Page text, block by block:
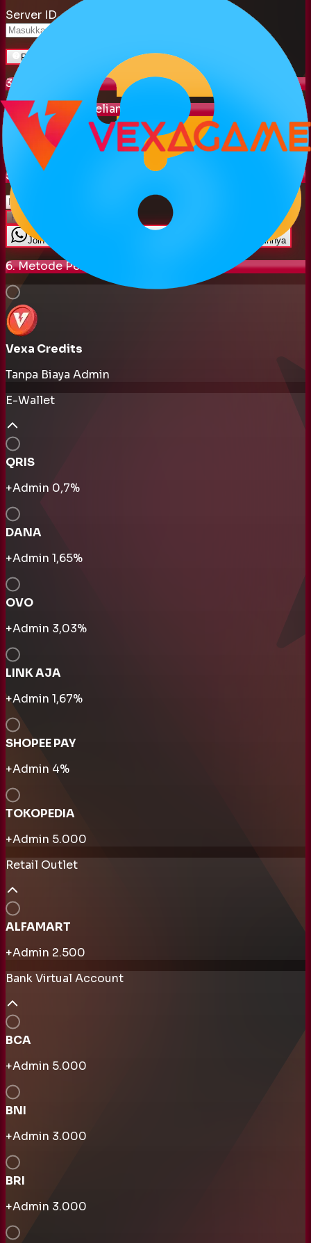
Server ID
Petunjuk
3. Pilih Item
4. Jumlah Pembelian
Jumlah Pembelian
+
5. Kode Voucher
Pakai
Join Whatsapp Channel untuk mendapatkan kode promo lainnya
6. Metode Pembayaran
Vexa Credits
Tanpa Biaya Admin
E-Wallet
QRIS
+Admin 0,7%
DANA
+Admin 1,65%
OVO
+Admin 3,03%
LINK AJA
+Admin 1,67%
SHOPEE PAY
+Admin 4%
TOKOPEDIA
+Admin 5.000
Retail Outlet
ALFAMART
+Admin 2.500
Bank Virtual Account
BCA
+Admin 5.000
BNI
+Admin 3.000
BRI
+Admin 3.000